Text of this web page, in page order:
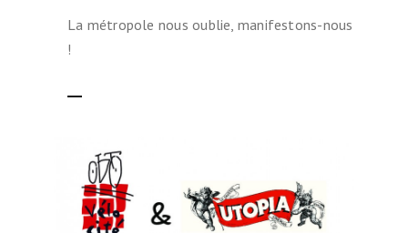
La métropole nous oublie, manifestons-nous
!